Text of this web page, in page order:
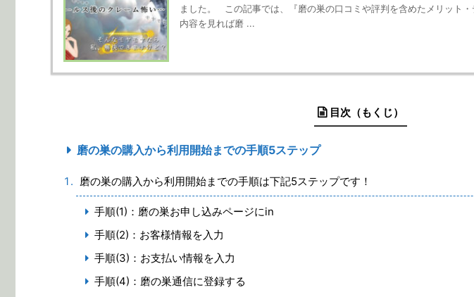
ました。 この記事では、『磨の巣の口コミや評判を含めたメリット
内容を見れば磨 ...
目次（もくじ）
磨の巣の購入から利用開始までの手順5ステップ
磨の巣の購入から利用開始までの手順は下記5ステップです！
手順(1)：磨の巣お申し込みページにin
手順(2)：お客様情報を入力
手順(3)：お支払い情報を入力
手順(4)：磨の巣通信に登録する